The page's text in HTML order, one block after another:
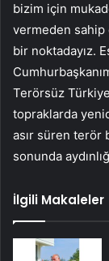
bizim için
vermeden sahip
bir noktadayız.
Terörsüz
topraklarda
asır süren terör
sonunda
İlgili Makaleler